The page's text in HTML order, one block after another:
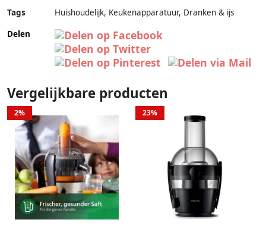
Tags
Huishoudelijk, Keukenapparatuur, Dranken & ijs
Delen
Vergelijkbare producten
2% 23%